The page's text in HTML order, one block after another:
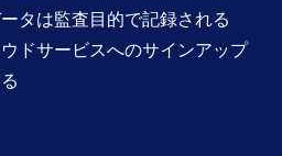
タは監査目的で記録される
ドサービスへのサインアップ